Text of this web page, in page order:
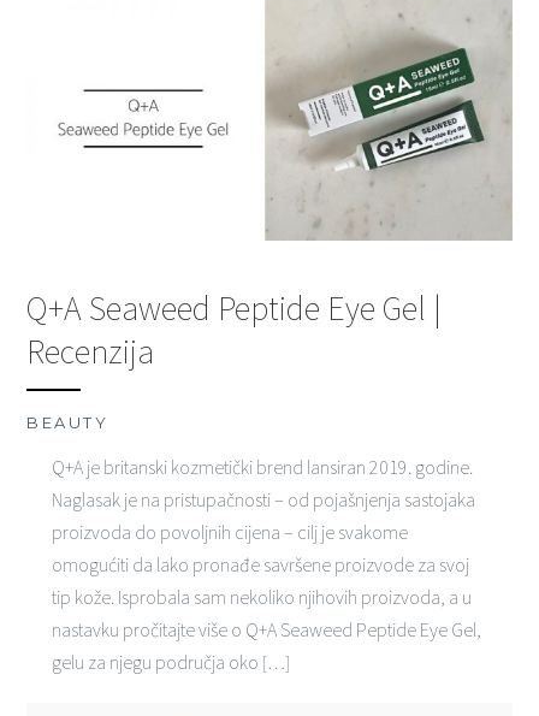
Q+A Seaweed Peptide Eye Gel |
Recenzija
BEAUTY
Q+A je britanski kozmetički brend lansiran 2019. godine.
Naglasak je na pristupačnosti – od pojašnjenja sastojaka
proizvoda do povoljnih cijena – cilj je svakome
omogućiti da lako pronađe savršene proizvode za svoj
tip kože. Isprobala sam nekoliko njihovih proizvoda, a u
nastavku pročitajte više o Q+A Seaweed Peptide Eye Gel,
gelu za njegu područja oko […]